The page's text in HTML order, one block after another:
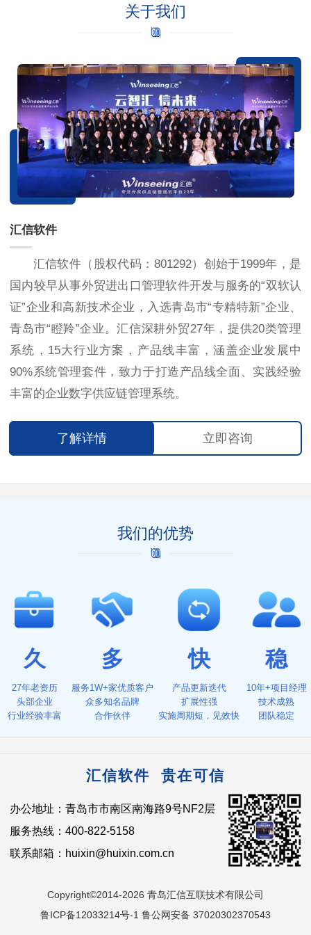
关于我们
汇信软件
汇信软件（股权代码：801292）创始于1999年，是
国内较早从事外贸进出口管理软件开发与服务的“双软认
证”企业和高新技术企业，入选青岛市“专精特新”企业、
青岛市“瞪羚”企业。汇信深耕外贸27年，提供20类管理
系统，15大行业方案，产品线丰富，涵盖企业发展中
90%系统管理套件，致力于打造产品线全面、实践经验
丰富的企业数字供应链管理系统。
了解详情 立即咨询
我们的优势
久
27年老资历
头部企业
行业经验丰富
多
服务1W+家优质客户
众多知名品牌
合作伙伴
快
产品更新迭代
扩展性强
实施周期短，见效快
稳
10年+项目经理
技术成熟
团队稳定
汇信软件 贵在可信
办公地址：青岛市市南区南海路9号NF2层
服务热线：400-822-5158
联系邮箱：huixin@huixin.com.cn
Copyright©2014-2026 青岛汇信互联技术有限公司
鲁ICP备12033214号-1 鲁公网安备 37020302370543